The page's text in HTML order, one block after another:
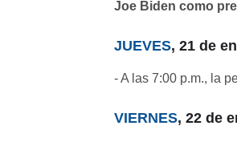
Joe Biden como
JUEVES, 21 de
- A las 7:00 p.m., la
VIERNES, 22 de